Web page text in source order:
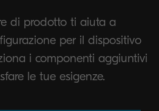
di prodotto ti aiuta a
per il dispositivo
i componenti aggiuntivi
le tue esigenze.